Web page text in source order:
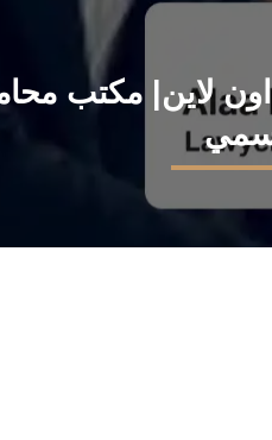
لاين| مكتب